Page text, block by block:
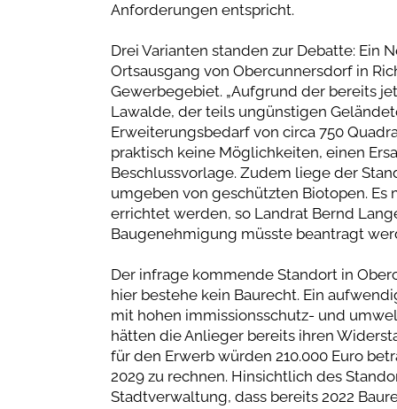
Anforderungen entspricht.
Drei Varianten standen zur Debatte: Ein
Ortsausgang von Obercunnersdorf in
Gewerbegebiet. „Aufgrund der bereits
Lawalde, der teils ungünstigen
Erweiterungsbedarf von circa 750
praktisch keine Möglichkeiten, einen
Beschlussvorlage. Zudem liege der
umgeben von geschützten Biotopen.
errichtet werden, so Landrat Bernd
Baugenehmigung müsste beantragt
Der infrage kommende Standort in
hier bestehe kein Baurecht. Ein
mit hohen immissionsschutz- und
hätten die Anlieger bereits ihren
für den Erwerb würden 210.000 Euro
2029 zu rechnen. Hinsichtlich des
Stadtverwaltung, dass bereits 2022